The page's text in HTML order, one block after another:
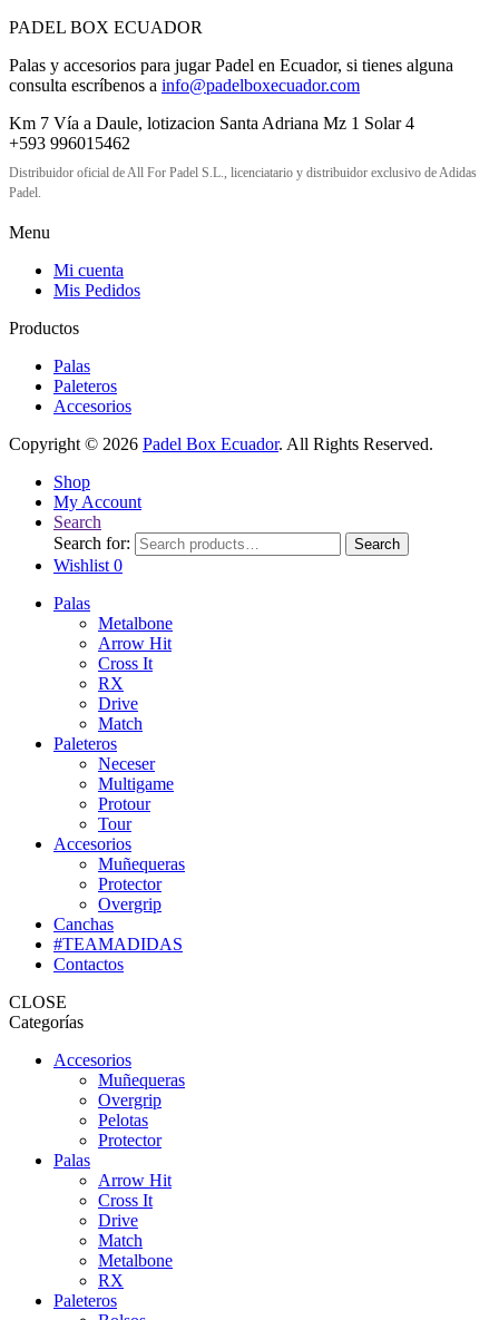
PADEL BOX ECUADOR
Palas y accesorios para jugar Padel en Ecuador, si tienes alguna
consulta escríbenos a info@padelboxecuador.com
Km 7 Vía a Daule, lotizacion Santa Adriana Mz 1 Solar 4
+593 996015462
Distribuidor oficial de All For Padel S.L., licenciatario y distribuidor exclusivo de Adidas
Padel.
Menu
Mi cuenta
Mis Pedidos
Productos
Palas
Paleteros
Accesorios
Copyright © 2026 Padel Box Ecuador. All Rights Reserved.
Shop
My Account
Search
Search for:
Search
Wishlist 0
Palas
Metalbone
Arrow Hit
Cross It
RX
Drive
Match
Paleteros
Neceser
Multigame
Protour
Tour
Accesorios
Muñequeras
Protector
Overgrip
Canchas
#TEAMADIDAS
Contactos
CLOSE
Categorías
Accesorios
Muñequeras
Overgrip
Pelotas
Protector
Palas
Arrow Hit
Cross It
Drive
Match
Metalbone
RX
Paleteros